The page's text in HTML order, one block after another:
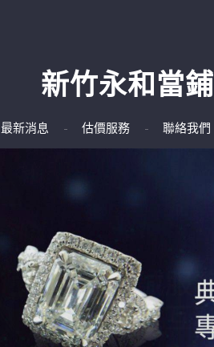
新竹永和當鋪
最新消息 估價服務 聯絡我們